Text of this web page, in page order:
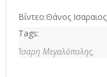
Βίντεο:Θάνος Ισαραιος
Tags:
Ίσαρη Μεγαλόπολης,